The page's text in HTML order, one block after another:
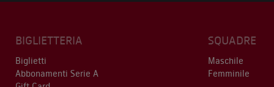
BIGLIETTERIA
Biglietti
Abbonamenti Serie A
SQUADRE
Maschile
Femminile